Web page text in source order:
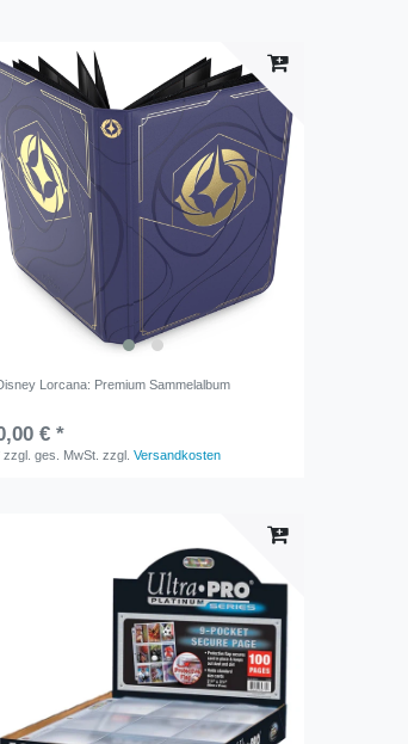
Lorcana: Premium Sammelalbum
€ *
zzgl. ges. MwSt. zzgl.Versandkosten